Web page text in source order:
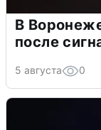
В
после
5 августа 0